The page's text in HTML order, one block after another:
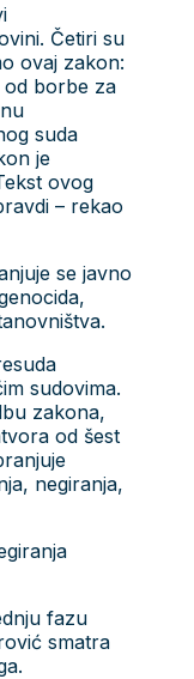
Četiri su
ovaj zakon:
od borbe za
suda
je
ovog
– rekao
se javno
sudovima.
zakona,
od šest
negiranja,
fazu
smatra